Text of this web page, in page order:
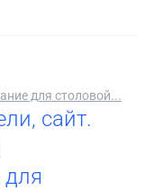
для столовой...
сайт.